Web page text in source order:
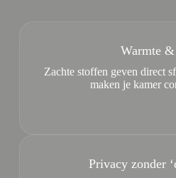
Warmte
Zachte stoffen geven direct
maken je kamer
Privacy zonder